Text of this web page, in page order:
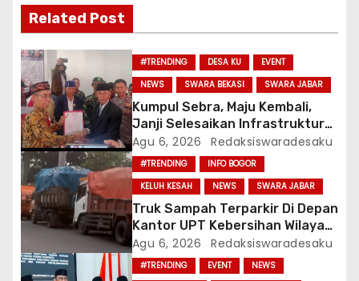
p
o
s
Related Post
#TRENDING DESA KU
EVENT
NEWS
SWARA BEKASI SWARA JABAR
Kumpul Sebra, Maju Kembali,
Janji Selesaikan Infrastruktur
Dan Ajak Warga Jaga Persatuan
Agu 6, 2026 Redaksiswaradesaku
#TRENDING
INFO BOGOR
KELUH KESAH
NEWS SWARA JABAR
Truk Sampah Terparkir Di Depan
Kantor UPT Kebersihan Wilayah
1 Cibinong, Bau Menyengat
Diduga Resahkan Warga
Agu 6, 2026 Redaksiswaradesaku
#TRENDING EVENT
NEWS